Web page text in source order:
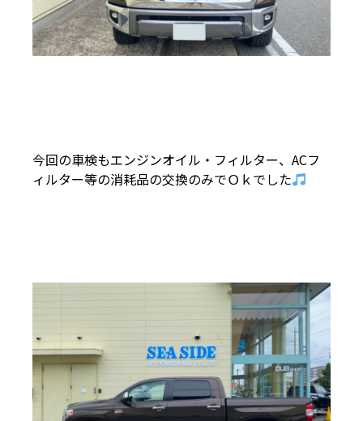
今回の車検もエンジンオイル・フィルター、ACフ
ィルター等の消耗品の交換のみでＯｋでした